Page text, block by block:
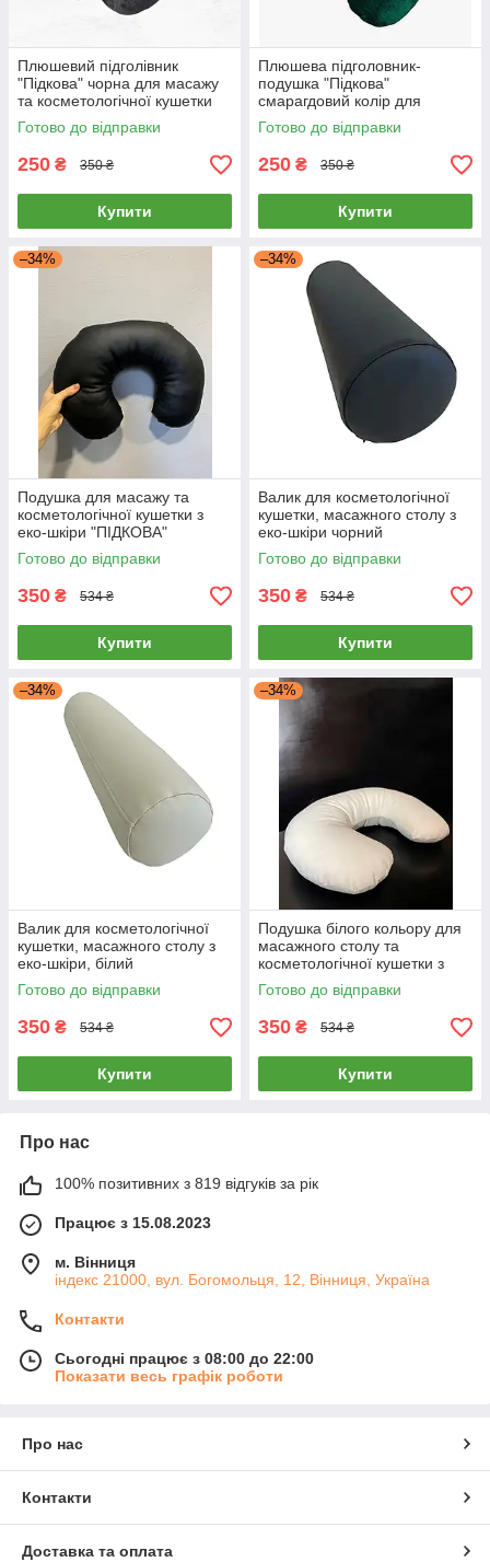
Плюшевий підголівник
"Підкова" чорна для масажу
та косметологічної кушетки
Готово до відправки
250 ₴ 350 ₴
Купити
Плюшева підголовник-
подушка "Підкова"
смарагдовий колір для
косметологічної кушетки та
масажного столу
Готово до відправки
250 ₴ 350 ₴
Купити
–34%
Подушка для масажу та
косметологічної кушетки з
еко-шкіри "ПІДКОВА"
Готово до відправки
350 ₴ 534 ₴
Купити
–34%
Валик для косметологічної
кушетки, масажного столу з
еко-шкіри чорний
Готово до відправки
350 ₴ 534 ₴
Купити
–34%
Валик для косметологічної
кушетки, масажного столу з
еко-шкіри, білий
Готово до відправки
350 ₴ 534 ₴
Купити
–34%
Подушка білого кольору для
масажного столу та
косметологічної кушетки з
еко-шкіри "ПІДКОВА"
Готово до відправки
350 ₴ 534 ₴
Купити
Про нас
100% позитивних з 819 відгуків за рік
Працює з 15.08.2023
м. Вінниця
індекс 21000, вул. Богомольця, 12, Вінниця, Україна
Контакти
Сьогодні працює з 08:00 до 22:00
Показати весь графік роботи
Про нас
Контакти
Доставка та оплата